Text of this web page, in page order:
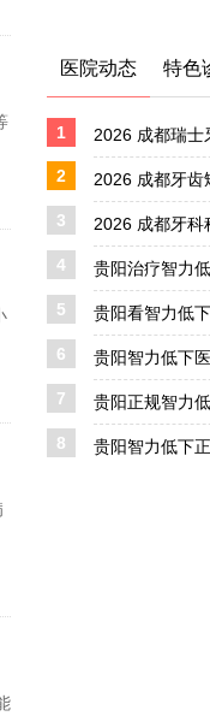
医院动态 特色
1
2
3
4 贵阳治疗智力
5 贵阳看智力低
6 贵阳智力低下
7 贵阳正规智力
8 贵阳智力低下